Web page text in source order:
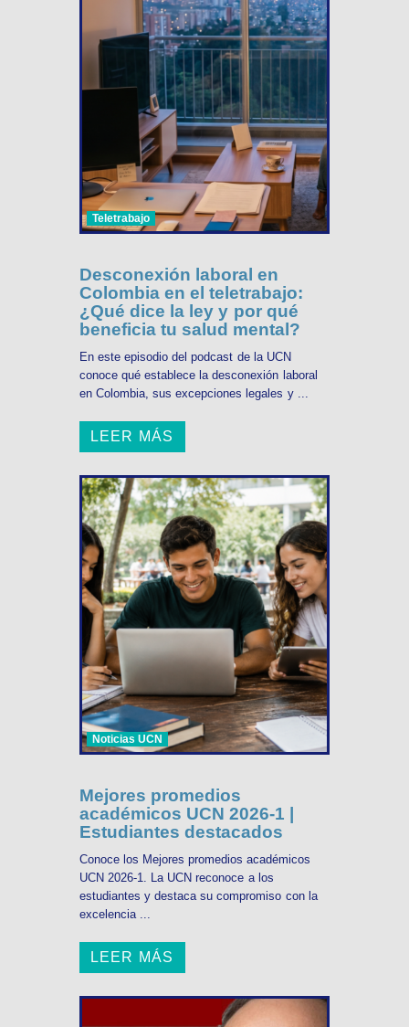
Teletrabajo
Desconexión laboral en
Colombia en el teletrabajo:
¿Qué dice la ley y por qué
beneficia tu salud mental?
En este episodio del podcast de la UCN
conoce qué establece la desconexión laboral
en Colombia, sus excepciones legales y ...
LEER MÁS
Noticias UCN
Mejores promedios
académicos UCN 2026-1 |
Estudiantes destacados
Conoce los Mejores promedios académicos
UCN 2026-1. La UCN reconoce a los
estudiantes y destaca su compromiso con la
excelencia ...
LEER MÁS